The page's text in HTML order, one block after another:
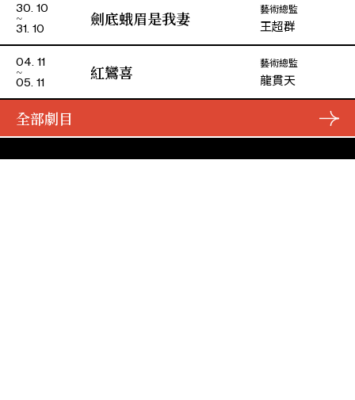
演期二 小冊子
30. 10
31. 10
劍底蛾眉是我妻 藝術總監
王超群
04. 11
05. 11
紅鸞喜 藝術總監
龍貫天
全部劇目